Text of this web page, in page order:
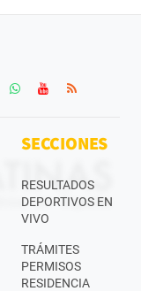
SECCIONES
RESULTADOS
DEPORTIVOS EN
VIVO
TRÁMITES
PERMISOS
RESIDENCIA